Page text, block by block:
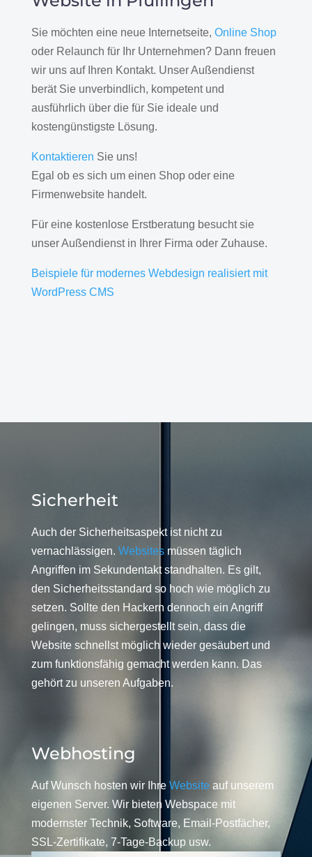
Sie möchten eine neue Internetseite, Online Shop
oder Relaunch für Ihr Unternehmen? Dann freuen
wir uns auf Ihren Kontakt. Unser Außendienst
berät Sie unverbindlich, kompetent und
ausführlich über die für Sie ideale und
kostengünstigste Lösung.
Kontaktieren Sie uns!
Egal ob es sich um einen Shop oder eine
Firmenwebsite handelt.
Für eine kostenlose Erstberatung besucht sie
unser Außendienst in Ihrer Firma oder Zuhause.
Beispiele für modernes Webdesign realisiert mit
WordPress CMS
Sicherheit
Auch der Sicherheitsaspekt ist nicht zu
vernachlässigen. Websitesmüssen täglich
Angriffen im Sekundentakt standhalten. Es gilt,
den Sicherheitsstandard so hoch wie möglich zu
setzen. Sollte den Hackern dennoch ein Angriff
gelingen, muss sichergestellt sein, dass die
Website schnellst möglich wieder gesäubert und
zum funktionsfähig gemacht werden kann. Das
gehört zu unseren Aufgaben.
Webhosting
Auf Wunsch hosten wir Ihre Website auf unserem
eigenen Server. Wir bieten Webspace mit
modernster Technik, Software, Email-Postfächer,
SSL-Zertifikate, 7-Tage-Backup usw.